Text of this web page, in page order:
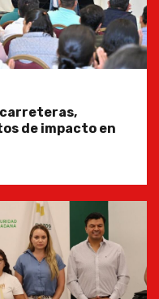
carreteras,
de impacto en